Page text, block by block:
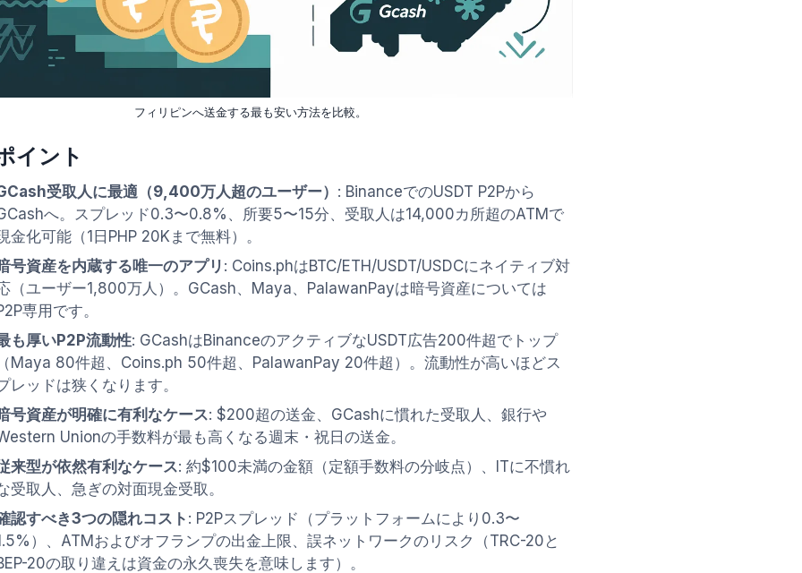
フィリピンへ送金する最も安い方法を比較。
イント
受取人に最適（9,400万人超のユーザー） : BinanceでのUSDT P2Pから
へ。スプレッド0.3〜0.8%、所要5〜15分、受取人は14,000カ所超のATMで
金化可能（1日PHP 20Kまで無料）。
号資産を内蔵する唯一のアプリ : Coins.phはBTC/ETH/USDT/USDCにネイティブ対
（ユーザー1,800万人）。GCash、Maya、PalawanPayは暗号資産については
専用です。
も厚いP2P流動性: GCashはBinanceのアクティブなUSDT広告200件超でトップ
Maya 80件超、Coins.ph 50件超、PalawanPay 20件超）。流動性が高いほどス
レッドは狭くなります。
号資産が明確に有利なケース: $200超の送金、GCashに慣れた受取人、銀行や
Unionの手数料が最も高くなる週末・祝日の送金。
来型が依然有利なケース: 約$100未満の金額（定額手数料の分岐点）、ITに不慣れ
受取人、急ぎの対面現金受取。
認すべき3つの隠れコスト : P2Pスプレッド（プラットフォームにより0.3〜
）、ATMおよびオフランプの出金上限、誤ネットワークのリスク（TRC-20と
20の取り違えは資金の永久喪失を意味します）。